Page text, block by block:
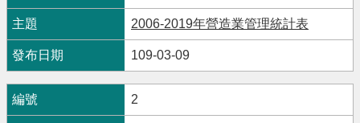
2006-2019年營造業管理統計表
109-03-09
2